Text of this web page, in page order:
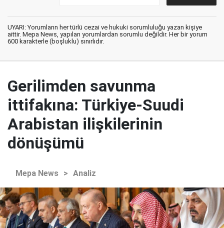
UYARI: Yorumların her türlü cezai ve hukuki sorumluluğu yazan kişiye
aittir. Mepa News, yapılan yorumlardan sorumlu değildir. Her bir yorum
600 karakterle (boşluklu) sınırlıdır.
Gerilimden savunma
ittifakına: Türkiye-Suudi
Arabistan ilişkilerinin
dönüşümü
Mepa News > Analiz